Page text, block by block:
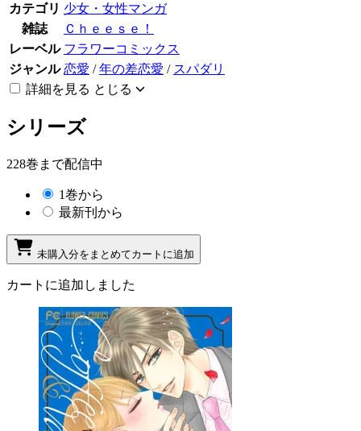
カテゴリ 少女・女性マンガ
雑誌
Ｃｈｅｅｓｅ！
レーベル フラワーコミックス
ジャンル 恋愛 /年の差恋愛 / スパダリ
詳細を見る とじる
シリーズ
228巻まで配信中
1巻から
最新刊から
未購入分をまとめてカートに追加
カートに追加しました